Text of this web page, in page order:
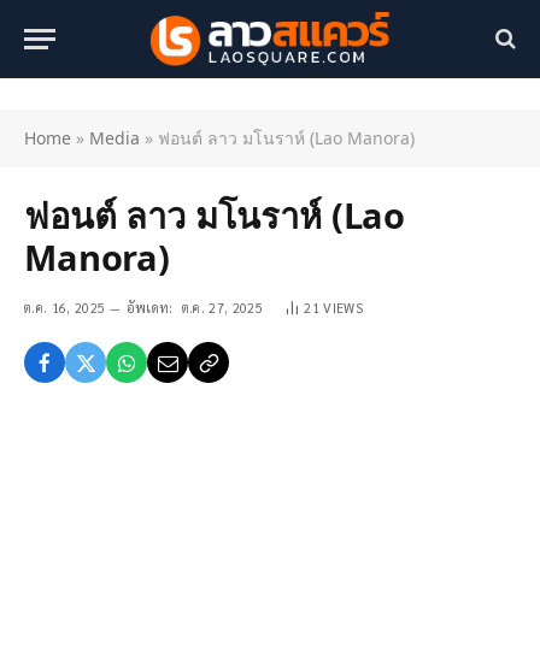
Home » Media » ฟอนต์ ลาว มโนราห์ (Lao Manora)
ฟอนต์ ลาว มโนราห์ (Lao
Manora)
ต.ค. 16, 2025 อัพเดท: ต.ค. 27, 2025 21VIEWS